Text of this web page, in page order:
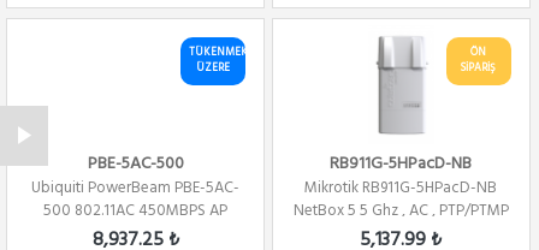
TÜKENMEK
ÜZERE
PBE-5AC-500
Ubiquiti PowerBeam PBE-5AC-
500 802.11AC 450MBPS AP
8,937.25 ₺
ÖN
SİPARİŞ
RB911G-5HPacD-NB
Mikrotik RB911G-5HPacD-NB
NetBox 5 5 Ghz , AC , PTP/PTMP
,L4
5,137.99 ₺